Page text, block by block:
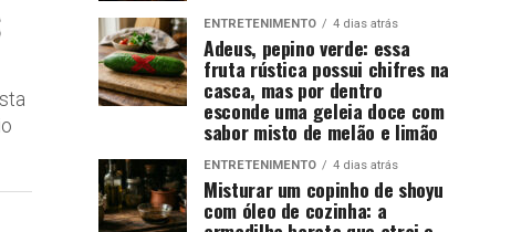
ENTRETENIMENTO 4 dias atrás
Adeus, pepino verde: essa
fruta rústica possui chifres na
casca, mas por dentro
esconde uma geleia doce com
sabor misto de melão e limão
ENTRETENIMENTO 4 dias atrás
Misturar um copinho de shoyu
com óleo de cozinha: a